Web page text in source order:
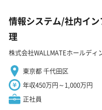
情報システム/社内イ
理
株式会社WALLMATEホールディ
東京都 千代田区
年収450万円～1,000万円
正社員